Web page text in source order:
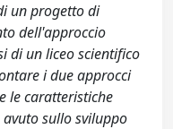
un progetto di
dell'approccio
di un liceo scientifico
i due approcci
le caratteristiche
sullo sviluppo